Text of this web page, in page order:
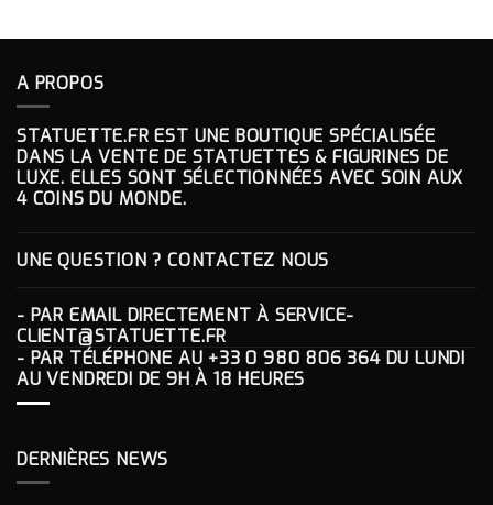
139.10€.132.15€. 211.10€. 200.55€.
A PROPOS
STATUETTE.FR EST UNE BOUTIQUE SPÉCIALISÉE
DANS LA VENTE DE STATUETTES & FIGURINES DE
LUXE. ELLES SONT SÉLECTIONNÉES AVEC SOIN AUX
4 COINS DU MONDE.
UNE QUESTION ? CONTACTEZ NOUS
- PAR EMAIL DIRECTEMENT À SERVICE-
CLIENT@STATUETTE.FR
- PAR TÉLÉPHONE AU +33 0 980 806 364DU LUNDI
AU VENDREDI DE 9H À 18 HEURES
DERNIÈRES NEWS